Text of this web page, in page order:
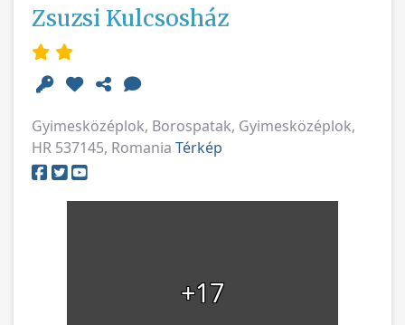
Gyimesközéplok, Borospatak, Gyimesközéplok,